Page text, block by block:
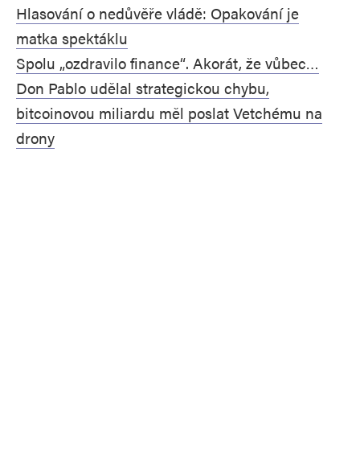
Hlasování o nedůvěře vládě: Opakování je
matka spektáklu
Spolu „ozdravilo finance“. Akorát, že vůbec…
Don Pablo udělal strategickou chybu,
bitcoinovou miliardu měl poslat Vetchému na
drony